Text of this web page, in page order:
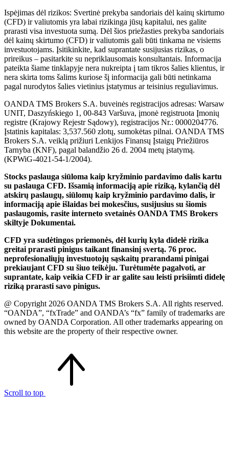
Ispėjimas dėl rizikos: Svertinė prekyba sandoriais dėl kainų skirtumo
(CFD) ir valiutomis yra labai rizikinga jūsų kapitalui, nes galite
prarasti visa investuota sumą. Dėl šios priežasties prekyba sandoriais
dėl kainų skirtumo (CFD) ir valiutomis gali būti tinkama ne visiems
investuotojams. Įsitikinkite, kad suprantate susijusias rizikas, o
prireikus – pasitarkite su nepriklausomais konsultantais. Informacija
pateikta šiame tinklapyje nera nukreipta į tam tikros šalies klientus, ir
nera skirta toms šalims kuriose šį informacija gali būti netinkama
pagal nurodytos šalies vietinius įstatymus ar teisinius reguliavimus.
OANDA TMS Brokers S.A. buveinės registracijos adresas: Warsaw
UNIT, Daszyńskiego 1, 00-843 Varšuva, įmonė registruota Įmonių
registre (Krajowy Rejestr Sądowy), registracijos Nr.: 0000204776.
Įstatinis kapitalas: 3,537.560 zlotų, sumokėtas pilnai. OANDA TMS
Brokers S.A. veiklą prižiuri Lenkijos Finansų Įstaigų Priežiūros
Tarnyba (KNF), pagal balandžio 26 d. 2004 metų įstatymą.
(KPWiG-4021-54-1/2004).
Stocks paslauga siūloma kaip kryžminio pardavimo dalis kartu
su paslauga CFD. Išsamią informaciją apie riziką, kylančią dėl
atskirų paslaugų, siūlomų kaip kryžminio pardavimo dalis, ir
informaciją apie išlaidas bei mokesčius, susijusius su šiomis
paslaugomis, rasite interneto svetainės OANDA TMS Brokers
skiltyje Dokumentai.
CFD yra sudėtingos priemonės, dėl kurių kyla didelė rizika
greitai prarasti pinigus taikant finansinį svertą. 76 proc.
neprofesionaliųjų investuotojų sąskaitų prarandami pinigai
prekiaujant CFD su šiuo teikėju. Turėtumėte pagalvoti, ar
suprantate, kaip veikia CFD ir ar galite sau leisti prisiimti didelę
riziką prarasti savo pinigus.
@ Copyright 2026 OANDA TMS Brokers S.A. All rights reserved.
“OANDA”, “fxTrade” and OANDA’s “fx” family of trademarks are
owned by OANDA Corporation. All other trademarks appearing on
this website are the property of their respective owner.
Scroll to top